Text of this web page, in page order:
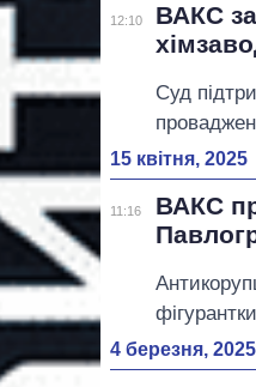
12:10
ВАКС
Суд
15 квітня, 2025
11:16
ВАКС
4 березня, 2025